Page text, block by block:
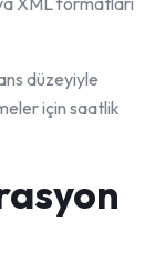
düzeyiyle
için saatlik